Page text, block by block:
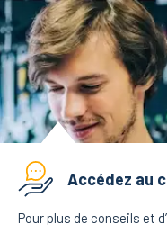
Accédez au
Pour plus de conseils et